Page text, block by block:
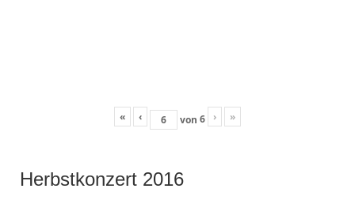
« ‹ von 6 › »
Herbstkonzert 2016